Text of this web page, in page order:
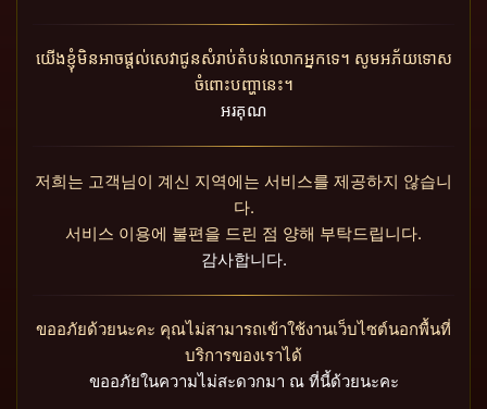
យើងខ្ញុំមិនអាចផ្តល់សេវាជូនសំរាប់តំបន់លោកអ្នកទេ។ សូមអភ័យទោស
ចំពោះបញ្ហានេះ។
អរគុណ
저희는 고객님이 계신 지역에는 서비스를 제공하지 않습니
다.
서비스 이용에 불편을 드린 점 양해 부탁드립니다.
감사합니다.
ขออภัยด้วยนะคะ คุณไม่สามารถเข้าใช้งานเว็บไซต์นอกพื้นที่
บริการของเราได้
ขออภัยในความไม่สะดวกมา ณ ที่นี้ด้วยนะคะ